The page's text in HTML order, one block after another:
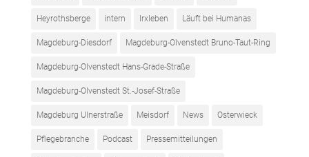
Heyrothsberge intern Irxleben Läuft bei Humanas
Magdeburg-Diesdorf Magdeburg-Olvenstedt Bruno-Taut-Ring
Magdeburg-Olvenstedt Hans-Grade-Straße
Magdeburg-Olvenstedt St.-Josef-Straße
Magdeburg Ulnerstraße Meisdorf News Osterwieck
Pflegebranche Podcast Pressemitteilungen